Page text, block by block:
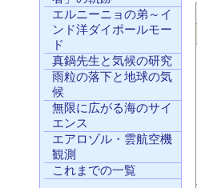
エルニーニョの弟～イ
ンド洋ダイポールモー
ド
真鍋先生と気候の研究
雨粒の落下と地球の気
候
無限に広がる海のサイ
エンス
エアロゾル・雲航空機
観測
これまでの一覧